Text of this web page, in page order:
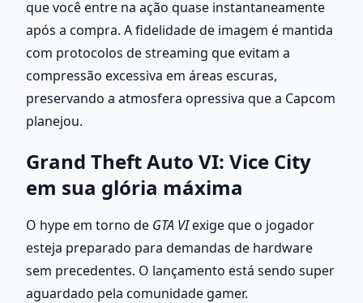
que você entre na ação quase instantaneamente
após a compra. A fidelidade de imagem é mantida
com protocolos de streaming que evitam a
compressão excessiva em áreas escuras,
preservando a atmosfera opressiva que a Capcom
planejou.
Grand Theft Auto VI: Vice City
em sua glória máxima
O hype em torno de GTA VI exige que o jogador
esteja preparado para demandas de hardware
sem precedentes. O lançamento está sendo super
aguardado pela comunidade gamer.